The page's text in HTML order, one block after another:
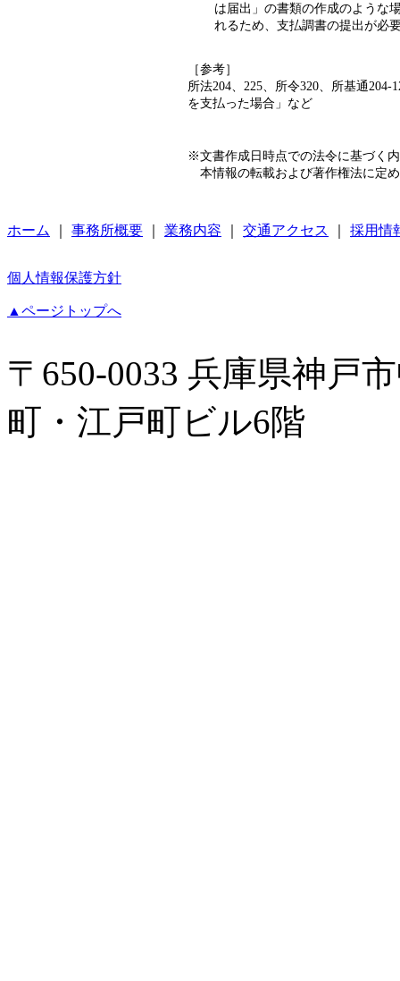
は届出」の書類の作成のような
れるため、支払調書の提出が必
［参考］
所法204、225、所令320、所基通
を支払った場合」など
※文書作成日時点での法令に基づく
本情報の転載および著作権法に定
ホーム 事務所概要 業務内容 交通アクセス 採用情
個人情報保護方針
▲ページトップへ
〒650-0033 兵庫県神戸
町・江戸町ビル6階